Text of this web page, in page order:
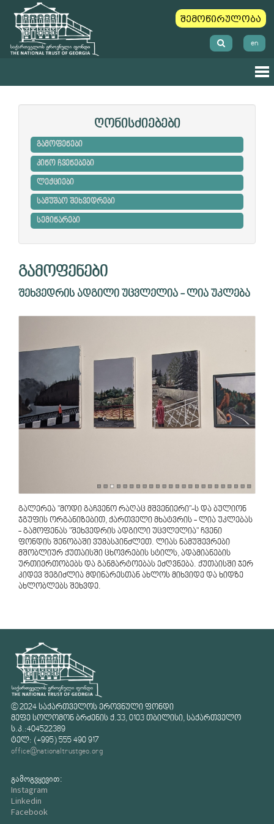
შემოწირულობა
en
ღონისძიებები
გამოფენები
კინო ჩვენებები
ლექციები
სამუშაო შეხვედრები
სემინარები
გამოფენები
შეხვედრის ადგილი უცვლელია - ლია უკლება
გალერეა "მოდი გაჩვენო რაღაც მშვენიერი"-ს და ბულიონ
ჯგუფის ორგანიზებით, ქართველი მხატვრის - ლია უკლებას
- გამოფენას "შეხვედრის ადგილი უცვლელია" ჩვენი
ფონდის შენობაში ვუმასპინძლეთ. ლიას ნამუშევრები
მშობლიურ ქუთაისში ცხოვრების სტილს, ადამიანების
ურთიერთობებს და განმარტოებას ეძღვნება. ქუთაისში ჯერ
კიდევ შეგიძლია მდინარესთან ახლოს მიხვიდე და ხიდზე
ახლობლებს შეხვდე.
© 2024 საქართველოს ეროვნული ფონდი
მეფე სოლომონ ბრძენის ქ.33, 0103 თბილისი, საქართველო
ს.კ.:404522389
ტელ: (+995) 555 490 917
office@nationaltrustgeo.org
გამოგვყევით:
Instagram
Linkedin
Facebook